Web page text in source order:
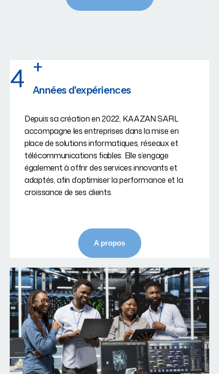
4 +
Années d'expériences
Depuis sa création en 2022, KAAZAN SARL
accompagne les entreprises dans la mise en
place de solutions informatiques, réseaux et
télécommunications fiables. Elle s’engage
également à offrir des services innovants et
adaptés, afin d’optimiser la performance et la
croissance de ses clients.